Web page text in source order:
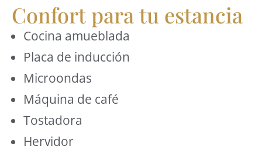
Confort para tu estancia
Cocina amueblada
Placa de inducción
Microondas
Máquina de café
Tostadora
Hervidor